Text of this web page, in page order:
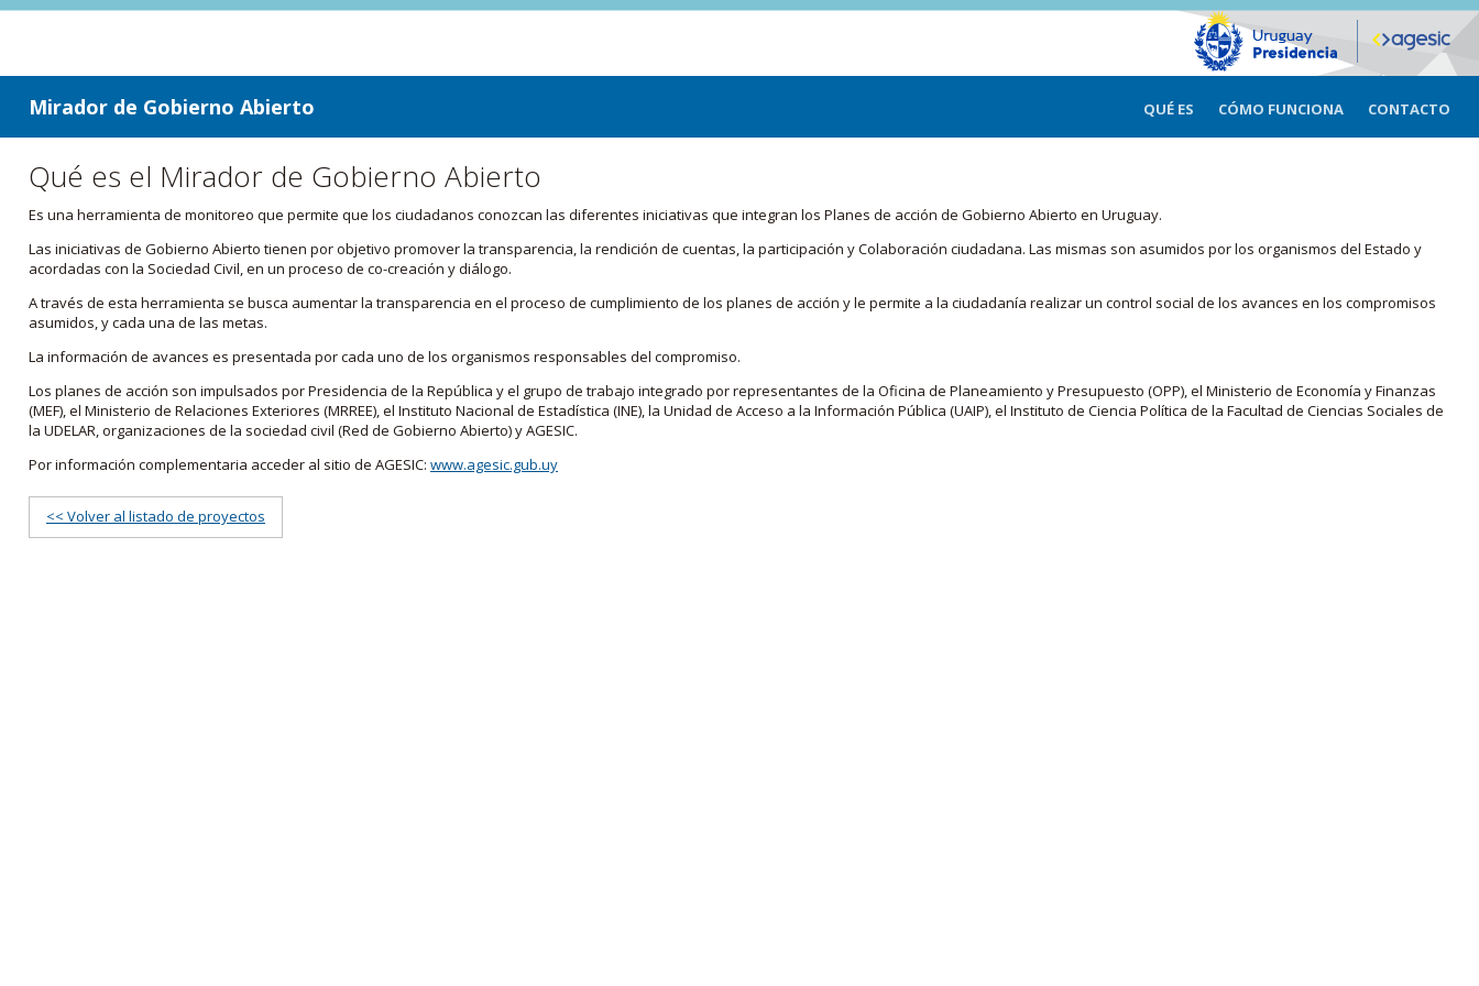
ir a contenido
ir al menú
Mirador de Gobierno Abierto QUÉ ES CÓMO FUNCIONA CONTACTO
Qué es el Mirador de Gobierno Abierto
Es una herramienta de monitoreo que permite que los ciudadanos conozcan las diferentes iniciativas que integran los Planes de acción de Gobierno Abierto en Uruguay.
Las iniciativas de Gobierno Abierto tienen por objetivo promover la transparencia, la rendición de cuentas, la participación y Colaboración ciudadana. Las mismas son asumidos por los organismos del Estado y
acordadas con la Sociedad Civil, en un proceso de co-creación y diálogo.
A través de esta herramienta se busca aumentar la transparencia en el proceso de cumplimiento de los planes de acción y le permite a la ciudadanía realizar un control social de los avances en los compromisos
asumidos, y cada una de las metas.
La información de avances es presentada por cada uno de los organismos responsables del compromiso.
Los planes de acción son impulsados por Presidencia de la República y el grupo de trabajo integrado por representantes de la Oficina de Planeamiento y Presupuesto (OPP), el Ministerio de Economía y Finanzas
(MEF), el Ministerio de Relaciones Exteriores (MRREE), el Instituto Nacional de Estadística (INE), la Unidad de Acceso a la Información Pública (UAIP), el Instituto de Ciencia Política de la Facultad de Ciencias Sociales de
la UDELAR, organizaciones de la sociedad civil (Red de Gobierno Abierto) y AGESIC.
Por información complementaria acceder al sitio de AGESIC: www.agesic.gub.uy
<< Volver al listado de proyectos